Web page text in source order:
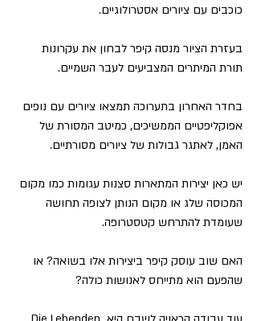
כוכבים עם ציורים אסטרולוגיים.
בעזרת הציור מנסה קיפר לבחון את עקרונות
תורת המיתרים המצביעים לעבר השמיים.
בחדר האחרון בתערוכה תמצאו ציורים עם נופים
אפוקליפטיים הממשיכים, כמיטב המסורת של
האמן, לאתגר גבולות של ציורים מסורתיים.
יש כאן יצירות המתארות סצנות עגומות כמו מקום
המכוסה שלג או מקום הנותן לצופה תחושה
שעומדת להתרחש קטסטרופה.
האם שוב עוסק קיפר ביצירות אלו בשואה? או
שהפעם הוא מתייחס לאנושות כולה?